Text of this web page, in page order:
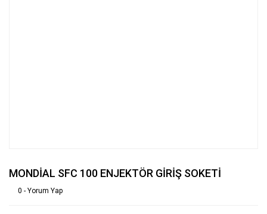
MONDİAL SFC 100 ENJEKTÖR GİRİŞ SOKETİ
0 - Yorum Yap